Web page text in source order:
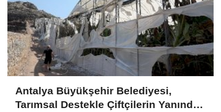
Antalya Büyükşehir Belediyesi,
Tarımsal Destekle Çiftçilerin Yanında: